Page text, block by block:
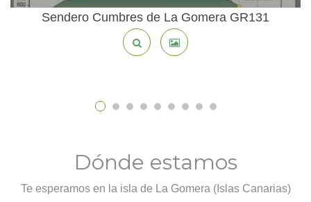
Sendero Cumbres de La Gomera GR131
Dónde estamos
Te esperamos en la isla de La Gomera (Islas Canarias)